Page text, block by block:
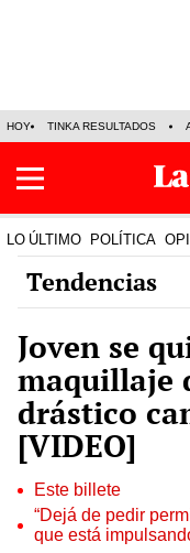
HOY TINKA RESULTADOS
LO ÚLTIMO POLÍTICA
Tendencias
Joven se
maquillaje
drástico
[VIDEO]
Este billete
“Dejá de pedir
que está